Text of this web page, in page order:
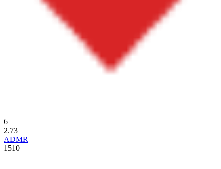
6
2.73
ADMR
1510